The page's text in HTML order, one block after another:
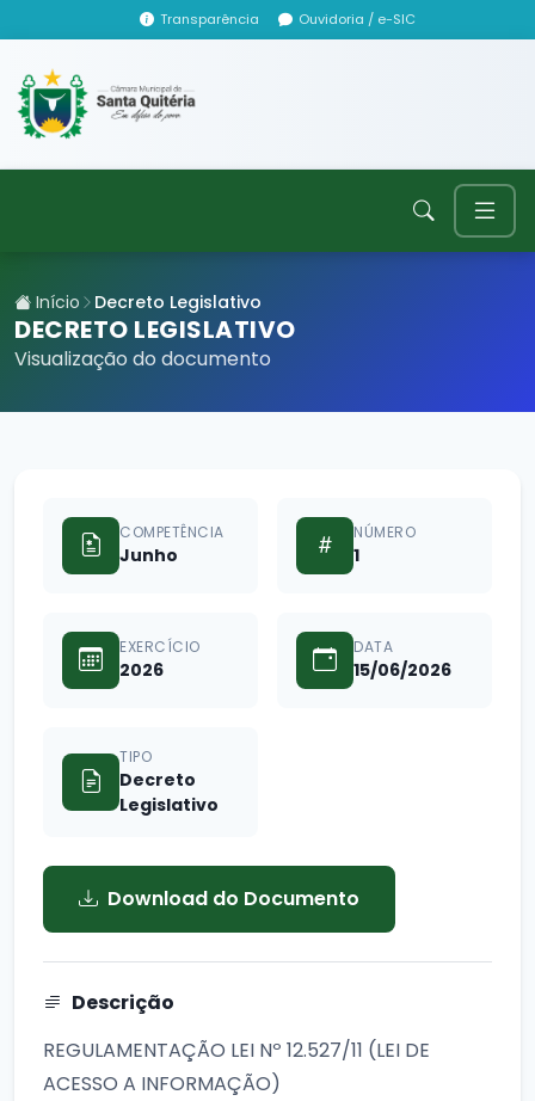
Transparência Ouvidoria / e-SIC
Início Decreto Legislativo
DECRETO LEGISLATIVO
Visualização do documento
COMPETÊNCIA
Junho
NÚMERO
1
EXERCÍCIO
2026
DATA
15/06/2026
TIPO
Decreto
Legislativo
Download do Documento
Descrição
REGULAMENTAÇÃO LEI Nº 12.527/11 (LEI DE
ACESSO A INFORMAÇÃO)